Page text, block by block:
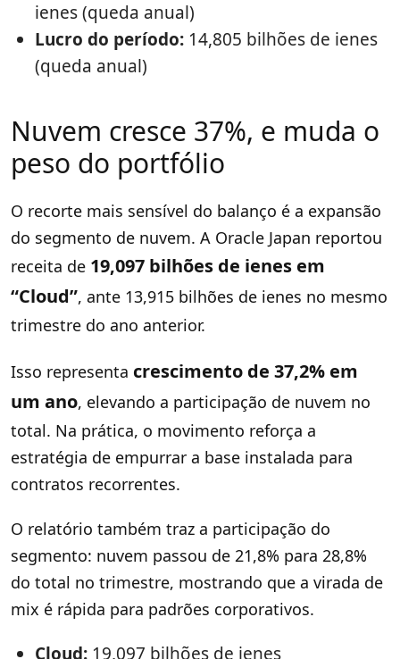
ienes (queda anual)
Lucro do período: 14,805 bilhões de ienes
(queda anual)
Nuvem cresce 37%, e muda o
peso do portfólio
O recorte mais sensível do balanço é a expansão
do segmento de nuvem. A Oracle Japan reportou
receita de 19,097 bilhões de ienes em
“Cloud”, ante 13,915 bilhões de ienes no mesmo
trimestre do ano anterior.
Isso representa crescimento de 37,2% em
um ano, elevando a participação de nuvem no
total. Na prática, o movimento reforça a
estratégia de empurrar a base instalada para
contratos recorrentes.
O relatório também traz a participação do
segmento: nuvem passou de 21,8% para 28,8%
do total no trimestre, mostrando que a virada de
mix é rápida para padrões corporativos.
Cloud: 19,097 bilhões de ienes